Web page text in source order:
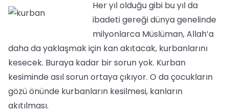
Her yıl olduğu gibi bu yıl da
ibadeti gereği dünya genelinde
milyonlarca Müslüman, Allah’a
daha da yaklaşmak için kan akıtacak, kurbanlarını
kesecek. Buraya kadar bir sorun yok. Kurban
kesiminde asıl sorun ortaya çıkıyor. O da çocukların
gözü önünde kurbanların kesilmesi, kanların
akıtılması.